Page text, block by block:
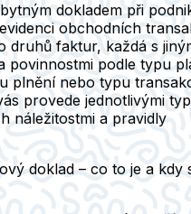
dokladem při
obchodních
druhů faktur, každá s
povinnostmi podle typu
plnění nebo typu
provede jednotlivými
náležitostmi a pravidly
doklad – co to je a kdy